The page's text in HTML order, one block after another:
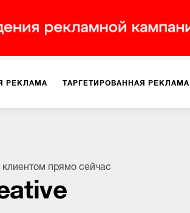
РЕКЛАМА ТАРГЕТИРОВАННАЯ РЕКЛАМА
МАРКЕТПЛЕЙСАМИ
клиентом прямо сейчас